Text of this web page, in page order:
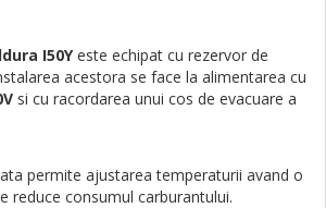
I50Yeste echipat cu rezervor de
acestora se face la alimentarea cu
si cu racordarea unui cos de evacuare a
permite ajustarea temperaturii avand o
reduce consumul carburantului.